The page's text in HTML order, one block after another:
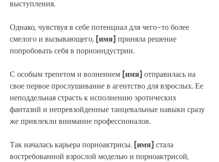
выступления.
Однако, чувствуя в себе потенциал для чего-то более
смелого и вызывающего, [имя] приняла решение
попробовать себя в порноиндустрии.
С особым трепетом и волнением [имя] отправилась на
свое первое прослушивание в агентство для взрослых. Ее
неподдельная страсть к исполнению эротических
фантазий и непревзойденные танцевальные навыки сразу
же привлекли внимание профессионалов.
Так началась карьера порноактрисы. [имя] стала
востребованной взрослой моделью и порноактрисой,